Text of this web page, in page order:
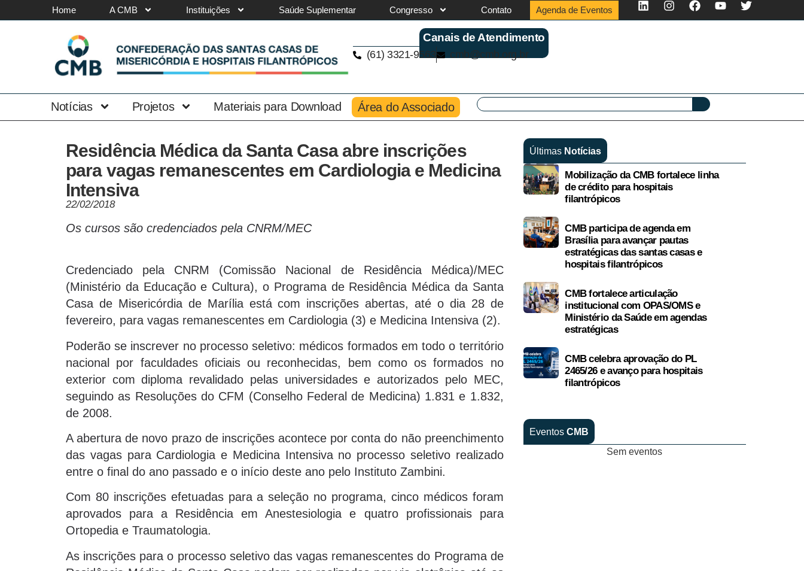
Home A CMB Instituições Saúde Suplementar Congresso Contato Agenda de Eventos
Canais de Atendimento
(61) 3321-9563 cmb@cmb.org.br
Notícias Projetos Materiais para Download Área do Associado
Residência Médica da Santa Casa abre inscrições
para vagas remanescentes em Cardiologia e Medicina
Intensiva
22/02/2018
Os cursos são credenciados pela CNRM/MEC
Credenciado pela CNRM (Comissão Nacional de Residência Médica)/MEC
(Ministério da Educação e Cultura), o Programa de Residência Médica da Santa
Casa de Misericórdia de Marília está com inscrições abertas, até o dia 28 de
fevereiro, para vagas remanescentes em Cardiologia (3) e Medicina Intensiva (2).
Poderão se inscrever no processo seletivo: médicos formados em todo o território
nacional por faculdades oficiais ou reconhecidas, bem como os formados no
exterior com diploma revalidado pelas universidades e autorizados pelo MEC,
seguindo as Resoluções do CFM (Conselho Federal de Medicina) 1.831 e 1.832,
de 2008.
A abertura de novo prazo de inscrições acontece por conta do não preenchimento
das vagas para Cardiologia e Medicina Intensiva no processo seletivo realizado
entre o final do ano passado e o início deste ano pelo Instituto Zambini.
Com 80 inscrições efetuadas para a seleção no programa, cinco médicos foram
aprovados para a Residência em Anestesiologia e quatro profissionais para
Ortopedia e Traumatologia.
As inscrições para o processo seletivo das vagas remanescentes do Programa de
Últimas Notícias
Mobilização da CMB fortalece linha
de crédito para hospitais
filantrópicos
CMB participa de agenda em
Brasília para avançar pautas
estratégicas das santas casas e
hospitais filantrópicos
CMB fortalece articulação
institucional com OPAS/OMS e
Ministério da Saúde em agendas
estratégicas
CMB celebra aprovação do PL
2465/26 e avanço para hospitais
filantrópicos
Eventos CMB
Sem eventos